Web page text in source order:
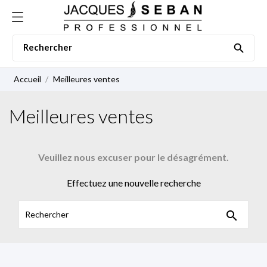

Accueil Meilleures ventes
Meilleures ventes
Veuillez nous excuser pour le désagrément.
Effectuez une nouvelle recherche
